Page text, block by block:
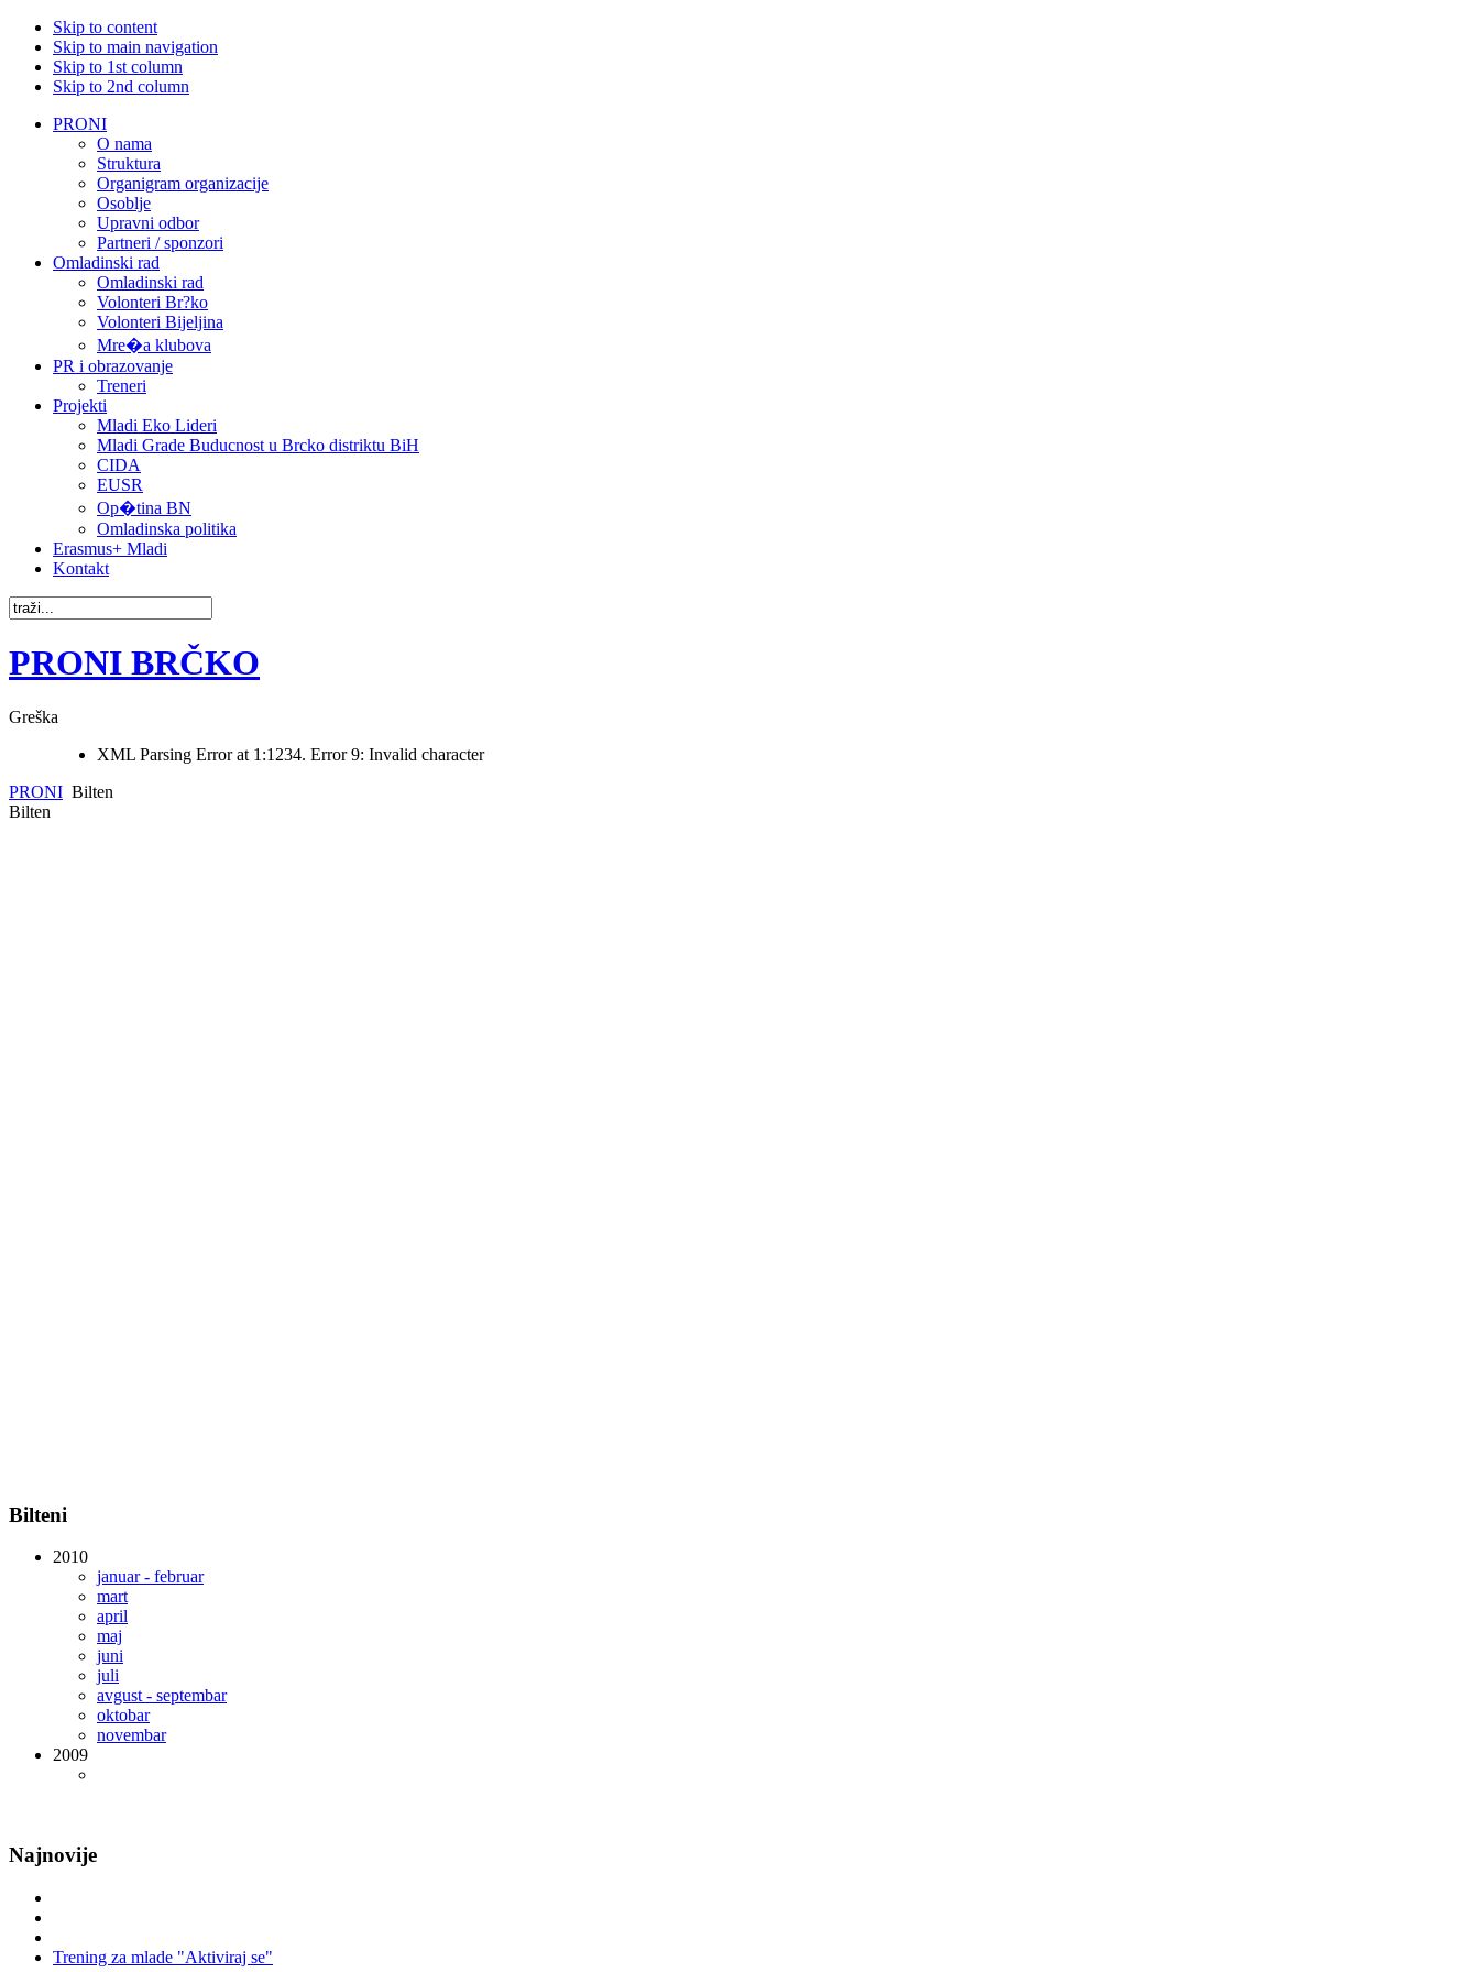
Skip to content
Skip to main navigation
Skip to 1st column
Skip to 2nd column
PRONI
O nama
Struktura
Organigram organizacije
Osoblje
Upravni odbor
Partneri / sponzori
Omladinski rad
Omladinski rad
Volonteri Br?ko
Volonteri Bijeljina
Mre�a klubova
PR i obrazovanje
Treneri
Projekti
Mladi Eko Lideri
Mladi Grade Buducnost u Brcko distriktu BiH
CIDA
EUSR
Op�tina BN
Omladinska politika
Erasmus+ Mladi
Kontakt
PRONI BRČKO
Greška
XML Parsing Error at 1:1234. Error 9: Invalid character
PRONI Bilten
Bilten
Bilteni
2010
januar - februar
mart
april
maj
juni
juli
avgust - septembar
oktobar
novembar
2009
Najnovije
Trening za mlade "Aktiviraj se"